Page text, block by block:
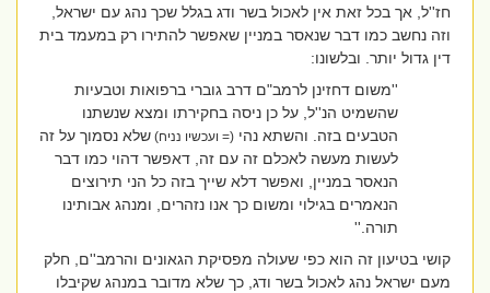
חז''ל, אך בכל זאת אין לאכול בשר ודג בגלל שכך נהג עם ישראל,
וזה נחשב כמו דבר שנאסר במניין שאפשר להתירו רק במעמד בית
דין גדול יותר. ובלשונו:
''משום דחזינן לרמב"ם דרב גוברי ברפואות וטבעיות
שהשמיט הנ''ל, על כן ניסה בחקירתו ומצא שנשתנו
הטבעים בזה. והשתא נהי(= ועכשיו נניח)שלא נסמוך על זה
לעשות מעשה לאכלם זה עם זה, דאפשר דהוי כמו דבר
הנאסר במניין, ואפשר דלא שייך בזה כל הני תירוצים
הנאמרים בגילוי ומשום כך אנו נזהרים, ומנהג אבותינו
תורה.''
קושי בטיעון זה הוא כפי שעולה מפסיקת הגאונים והרמב''ם, חלק
מעם ישראל נהג לאכול בשר ודג, כך שלא מדובר במנהג שקיבלו